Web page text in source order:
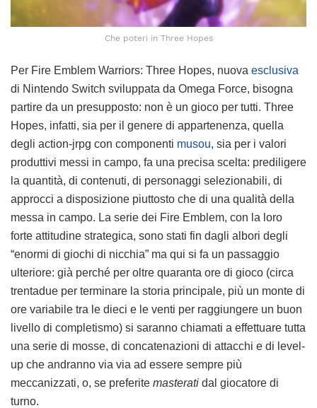
Che poteri in Three Hopes
Per Fire Emblem Warriors: Three Hopes, nuova esclusiva
di Nintendo Switch sviluppata da Omega Force, bisogna
partire da un presupposto: non è un gioco per tutti. Three
Hopes, infatti, sia per il genere di appartenenza, quella
degli action-jrpg con componenti musou, sia per i valori
produttivi messi in campo, fa una precisa scelta: prediligere
la quantità, di contenuti, di personaggi selezionabili, di
approcci a disposizione piuttosto che di una qualità della
messa in campo. La serie dei Fire Emblem, con la loro
forte attitudine strategica, sono stati fin dagli albori degli
“enormi di giochi di nicchia” ma qui si fa un passaggio
ulteriore: già perché per oltre quaranta ore di gioco (circa
trentadue per terminare la storia principale, più un monte di
ore variabile tra le dieci e le venti per raggiungere un buon
livello di completismo) si saranno chiamati a effettuare tutta
una serie di mosse, di concatenazioni di attacchi e di level-
up che andranno via via ad essere sempre più
meccanizzati, o, se preferite masterati dal giocatore di
turno.